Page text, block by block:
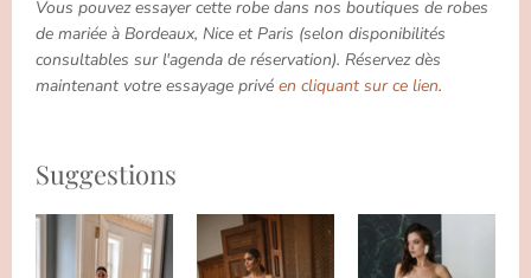
Vous pouvez essayer cette robe dans nos boutiques de robes
de mariée à Bordeaux, Nice et Paris (selon disponibilités
consultables sur l'agenda de réservation). Réservez dès
maintenant votre essayage privé en cliquant sur ce lien.
Suggestions